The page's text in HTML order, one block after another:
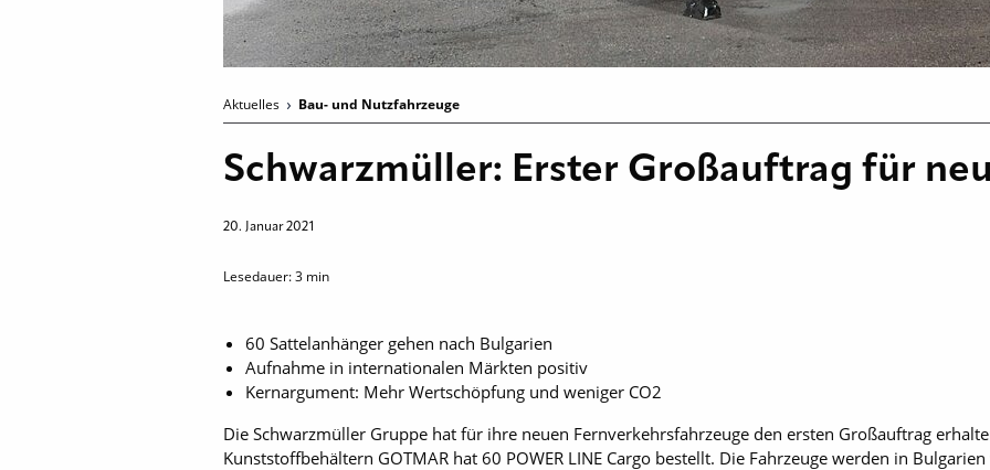
Aktuelles Bau- und Nutzfahrzeuge
Schwarzmüller: Erster Großauftrag für
20. Januar 2021
Lesedauer:3 min
60 Sattelanhänger gehen nach Bulgarien
Aufnahme in internationalen Märkten positiv
Kernargument: Mehr Wertschöpfung und weniger CO2
Die Schwarzmüller Gruppe hat für ihre neuen Fernverkehrsfahrzeuge den ersten Großauftrag
Kunststoffbehältern GOTMAR hat 60 POWER LINE Cargo bestellt. Die Fahrzeuge werden in